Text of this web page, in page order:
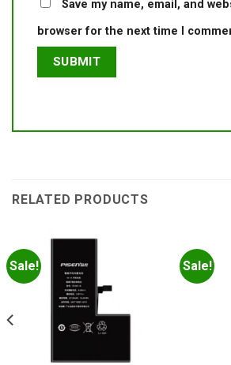
Save my name, email, and
browser for the next time I
RELATED PRODUCTS
Sale! Sale!